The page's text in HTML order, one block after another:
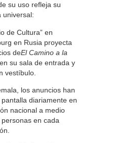
su uso refleja su
universal:
de Cultura” en
en Rusia proyecta
deEl Camino a la
en su sala de entrada y
vestíbulo.
los anuncios han
diariamente en
nacional a medio
en cada